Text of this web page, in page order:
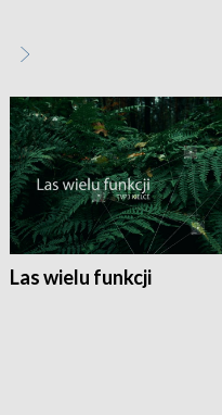
Las wielu funkcji